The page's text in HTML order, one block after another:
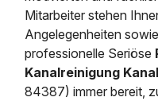
Tiefbau
Unternehmen
Mitarbeiter stehen
Angelegenheiten
professionelle Seriöse
Kanalreinigung
84387) immer bereit,